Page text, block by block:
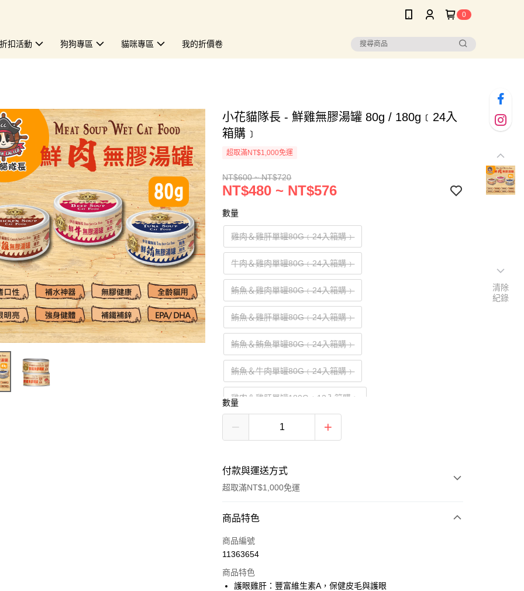
0
扣活動 狗狗專區 貓咪專區 我的折價卷
小花貓隊長 - 鮮雞無膠湯罐 80g / 180g﹝24入
箱購﹞
超取滿NT$1,000免運
NT$600 ~ NT$720
NT$480 ~ NT$576
數量
雞肉＆雞肝單罐80G﹝24入箱購﹞
牛肉＆雞肉單罐80G﹝24入箱購﹞
鮪魚＆雞肉單罐80G﹝24入箱購﹞
鮪魚＆雞肝單罐80G﹝24入箱購﹞
鮪魚＆鮪魚單罐80G﹝24入箱購﹞
鮪魚＆牛肉單罐80G﹝24入箱購﹞
雞肉＆雞肝單罐180G﹝12入箱購﹞
牛肉＆雞肉單罐180G﹝12入箱購﹞
數量
付款與運送方式
超取滿NT$1,000免運
付款方式
信用卡一次付款
LINE Pay
商品特色
商品編號
11363654
商品特色
護眼雞肝：豐富維生素A，保健皮毛與護眼
清除
紀錄